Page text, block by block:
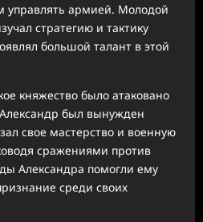
управлять армией. Молодой
стратегию и тактику
большой талант в этой
княжество было атаковано
был вынужден
свое мастерство и военную
сражениями против
Александра помогли ему
среди своих